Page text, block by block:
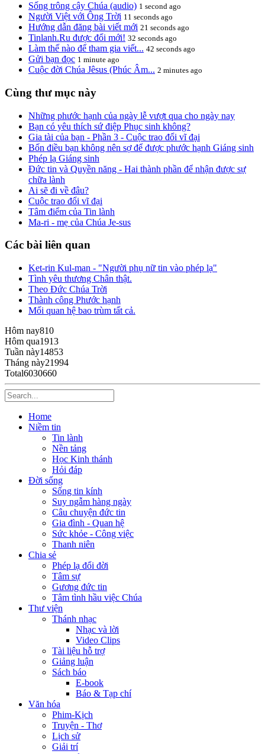
Sống trông cậy Chúa (audio) 1 second ago
Người Việt với Ông Trời 11 seconds ago
Hướng dẫn đăng bài viết mới 21 seconds ago
Tinlanh.Ru được đổi mới! 32 seconds ago
Làm thế nào để tham gia viết... 42 seconds ago
Gửi bạn đọc 1 minute ago
Cuộc đời Chúa Jêsus (Phúc Âm... 2 minutes ago
Cùng thư mục này
Những phước hạnh của ngày lễ vượt qua cho ngày nay
Bạn có yêu thích sứ điệp Phục sinh không?
Gia tài của bạn - Phần 3 - Cuộc trao đổi vĩ đại
Bốn điều bạn không nên sợ để được phước hạnh Giáng sinh
Phép lạ Giáng sinh
Đức tin và Quyền năng - Hai thành phần để nhận được sự
chữa lành
Ai sẽ đi về đâu?
Cuộc trao đổi vĩ đại
Tâm điểm của Tin lành
Ma-ri - mẹ của Chúa Je-sus
Các bài liên quan
Ket-rin Kul-man - "Người phụ nữ tin vào phép lạ"
Tình yêu thương Chân thật.
Theo Đức Chúa Trời
Thành công Phước hạnh
Mối quan hệ bao trùm tất cả.
Hôm nay810
Hôm qua1913
Tuần này14853
Tháng này21994
Total6030660
Home
Niềm tin
Tin lành
Nền tảng
Học Kinh thánh
Hỏi đáp
Đời sống
Sống tin kính
Suy ngẫm hàng ngày
Câu chuyện đức tin
Gia đình - Quan hệ
Sức khỏe - Công việc
Thanh niên
Chia sẻ
Phép lạ đổi đời
Tâm sự
Gương đức tin
Tâm tình hầu việc Chúa
Thư viện
Thánh nhạc
Nhạc và lời
Video Clips
Tài liệu hỗ trợ
Giảng luận
Sách báo
E-book
Báo & Tạp chí
Văn hóa
Phim-Kịch
Truyện - Thơ
Lịch sử
Giải trí